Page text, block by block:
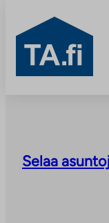
TA.fi
Selaa